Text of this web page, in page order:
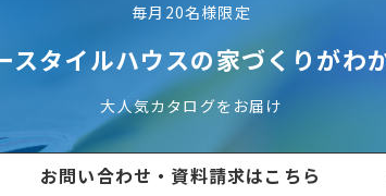
毎月20名様限定
スタイルハウスの家づくりがわ
大人気カタログをお届け
お問い合わせ・資料請求はこちら